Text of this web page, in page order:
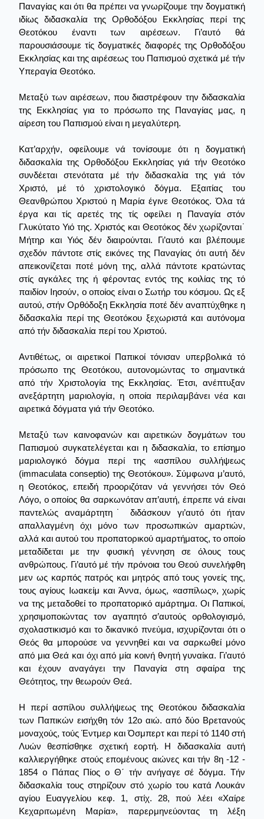
Παναγίας και ότι θα πρέπει να γνωρίζουμε την δογματική
ιδίως διδασκαλία της Ορθοδόξου Εκκλησίας περί της
Θεοτόκου έναντι των αιρέσεων. Γι’αυτό θά
παρουσιάσουμε τίς δογματικές διαφορές της Ορθοδόξου
Εκκλησίας και της αιρέσεως του Παπισμού σχετικά μέ τήν
Υπεραγία Θεοτόκο.
Μεταξύ των αιρέσεων, που διαστρέφουν την διδασκαλία
της Εκκλησίας για το πρόσωπο της Παναγίας μας, η
αίρεση του Παπισμού είναι η μεγαλύτερη.
Κατ’αρχήν, οφείλουμε νά τονίσουμε ότι η δογματική
διδασκαλία της Ορθοδόξου Εκκλησίας γιά τήν Θεοτόκο
συνδέεται στενότατα μέ τήν διδασκαλία της γιά τόν
Χριστό, μέ τό χριστολογικό δόγμα. Εξαιτίας του
Θεανθρώπου Χριστού η Μαρία έγινε Θεοτόκος. Όλα τά
έργα και τίς αρετές της τίς οφείλει η Παναγία στόν
Γλυκύτατο Υιό της. Χριστός και Θεοτόκος δέν χωρίζονται˙
Μήτηρ και Υιός δέν διαιρούνται. Γι’αυτό και βλέπουμε
σχεδόν πάντοτε στίς εικόνες της Παναγίας ότι αυτή δέν
απεικονίζεται ποτέ μόνη της, αλλά πάντοτε κρατώντας
στίς αγκάλες της ή φέροντας εντός της κοιλίας της τό
παιδίον Ιησούν, ο οποίος είναι ο Σωτήρ του κόσμου. Ως εξ
αυτού, στήν Ορθόδοξη Εκκλησία ποτέ δέν αναπτύχθηκε η
διδασκαλία περί της Θεοτόκου ξεχωριστά και αυτόνομα
από τήν διδασκαλία περί του Χριστού.
Αντιθέτως, οι αιρετικοί Παπικοί τόνισαν υπερβολικά τό
πρόσωπο της Θεοτόκου, αυτονομώντας το σημαντικά
από τήν Χριστολογία της Εκκλησίας. Έτσι, ανέπτυξαν
ανεξάρτητη μαριολογία, η οποία περιλαμβάνει νέα και
αιρετικά δόγματα γιά τήν Θεοτόκο.
Μεταξύ των καινοφανών και αιρετικών δογμάτων του
Παπισμού συγκατελέγεται και η διδασκαλία, το επίσημο
μαριολογικό δόγμα περί της «ασπίλου συλλήψεως
(immaculata conseptio) της Θεοτόκου». Σύμφωνα μ’αυτό,
η Θεοτόκος, επειδή προοριζόταν νά γεννήσει τόν Θεό
Λόγο, ο οποίος θα σαρκωνόταν απ’αυτή, έπρεπε νά είναι
παντελώς αναμάρτητη˙ διδάσκουν γι’αυτό ότι ήταν
απαλλαγμένη όχι μόνο των προσωπικών αμαρτιών,
αλλά και αυτού του προπατορικού αμαρτήματος, το οποίο
μεταδίδεται με την φυσική γέννηση σε όλους τους
ανθρώπους. Γι’αυτό μέ τήν πρόνοια του Θεού συνελήφθη
μεν ως καρπός πατρός και μητρός από τους γονείς της,
τους αγίους Ιωακείμ και Άννα, όμως, «ασπίλως», χωρίς
να της μεταδοθεί το προπατορικό αμάρτημα. Οι Παπικοί,
χρησιμοποιώντας τον αγαπητό σ’αυτούς ορθολογισμό,
σχολαστικισμό και το δικανικό πνεύμα, ισχυρίζονται ότι ο
Θεός θα μπορούσε να γεννηθεί και να σαρκωθεί μόνο
από μια Θεά και όχι από μία κοινή θνητή γυναίκα. Γι’αυτό
και έχουν αναγάγει την Παναγία στη σφαίρα της
Θεότητος, την θεωρούν Θεά.
Η περί ασπίλου συλλήψεως της Θεοτόκου διδασκαλία
των Παπικών εισήχθη τόν 12ο αιώ. από δύο Βρετανούς
μοναχούς, τούς Έντμερ και Όσμπερτ και περί τό 1140 στή
Λυών θεσπίσθηκε σχετική εορτή. Η διδασκαλία αυτή
καλλιεργήθηκε στούς επομένους αιώνες και τήν 8η -12 -
1854 ο Πάπας Πίος ο Θ΄ τήν ανήγαγε σέ δόγμα. Τήν
διδασκαλία τους στηρίζουν στό χωρίο του κατά Λουκάν
αγίου Ευαγγελίου κεφ. 1, στίχ. 28, πού λέει «Χαίρε
Κεχαριτωμένη Μαρία», παρερμηνεύοντας τη λέξη